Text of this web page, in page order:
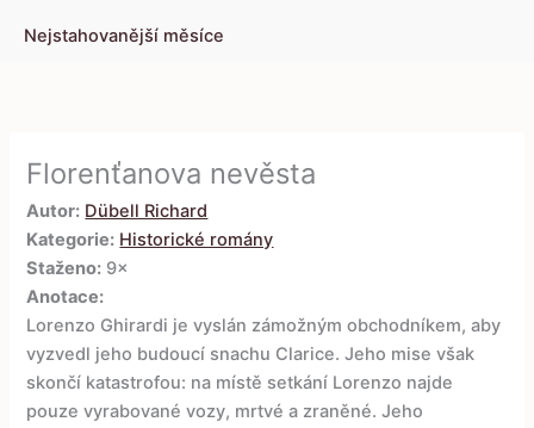
Nejstahovanější měsíce
Florenťanova nevěsta
Autor: Dübell Richard
Kategorie: Historické romány
Staženo: 9×
Anotace:
Lorenzo Ghirardi je vyslán zámožným obchodníkem, aby
vyzvedl jeho budoucí snachu Clarice. Jeho mise však
skončí katastrofou: na místě setkání Lorenzo najde
pouze vyrabované vozy, mrtvé a zraněné. Jeho